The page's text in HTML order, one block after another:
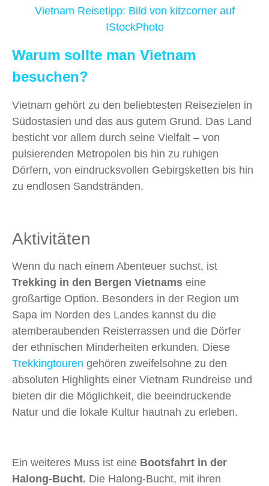
Vietnam Reisetipp: Bild von kitzcornerauf
IStockPhoto
Warum sollte man Vietnam
besuchen?
Vietnam gehört zu den beliebtesten Reisezielen in
Südostasien und das aus gutem Grund. Das Land
besticht vor allem durch seine Vielfalt – von
pulsierenden Metropolen bis hin zu ruhigen
Dörfern, von eindrucksvollen Gebirgsketten bis hin
zu endlosen Sandstränden.
Aktivitäten
Wenn du nach einem Abenteuer suchst, ist
Trekking in den Bergen Vietnams eine
großartige Option. Besonders in der Region um
Sapa im Norden des Landes kannst du die
atemberaubenden Reisterrassen und die Dörfer
der ethnischen Minderheiten erkunden. Diese
Trekkingtouren gehören zweifelsohne zu den
absoluten Highlights einer Vietnam Rundreise und
bieten dir die Möglichkeit, die beeindruckende
Natur und die lokale Kultur hautnah zu erleben.
Ein weiteres Muss ist eine Bootsfahrt in der
Halong-Bucht. Die Halong-Bucht, mit ihren